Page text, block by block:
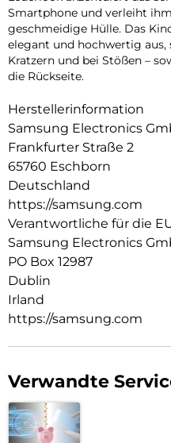
Smartphone und verleiht
geschmeidige Hülle. Das
elegant und hochwertig
Kratzern und bei Stößen –
die Rückseite.
Herstellerinformation
Samsung Electronics
Frankfurter Straße 2
65760 Eschborn
Deutschland
https://samsung.com
Verantwortliche für die
Samsung Electronics
PO Box 12987
Dublin
Irland
https://samsung.com
Verwandte